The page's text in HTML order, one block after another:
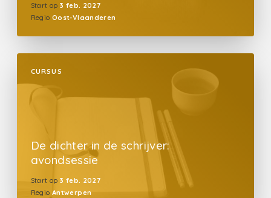
Start op 3 feb. 2027
Regio Oost-Vlaanderen
CURSUS
De dichter in de schrijver:
avondsessie
Start op 3 feb. 2027
Regio Antwerpen